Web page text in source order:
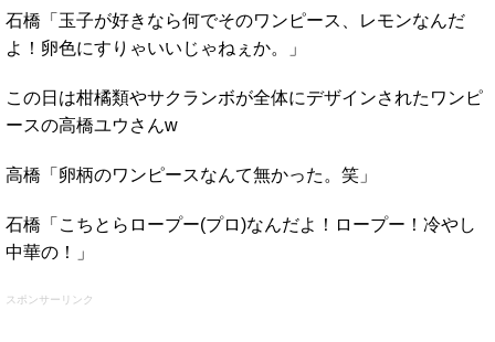
石橋「玉子が好きなら何でそのワンピース、レモンなんだ
よ！卵色にすりゃいいじゃねぇか。」
この日は柑橘類やサクランボが全体にデザインされたワンピ
ースの高橋ユウさんw
高橋「卵柄のワンピースなんて無かった。笑」
石橋「こちとらロープー(プロ)なんだよ！ロープー！冷やし
中華の！」
スポンサーリンク